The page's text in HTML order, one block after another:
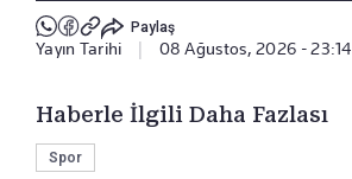
Paylaş
Yayın Tarihi 08 Ağustos, 2026 - 23:14
Haberle İlgili Daha Fazlası
Spor